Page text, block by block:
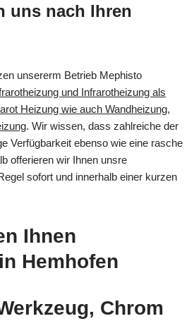
uns nach Ihren
unsererm Betrieb Mephisto
und Infrarotheizung als
Heizung wie auch Wandheizung,
. Wir wissen, dass zahlreiche der
Verfügbarkeit ebenso wie eine rasche
offerieren wir Ihnen unsre
sofort und innerhalb einer kurzen
Ihnen
Hemhofen
Chrom